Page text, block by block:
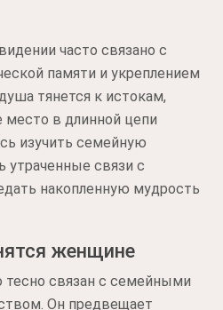
часто связано с
памяти и укреплением
тянется к истокам,
место в длинной цепи
изучить семейную
утраченные связи с
накопленную мудрость
женщине
тесно связан с семейными
Он предвещает